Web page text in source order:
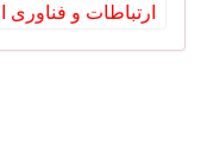
ارتباطات و فناوری